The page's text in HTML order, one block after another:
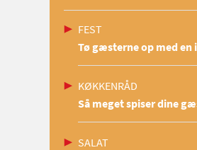
FEST
Tø gæsterne op med en
KØKKENRÅD
Så meget spiser dine
SALAT